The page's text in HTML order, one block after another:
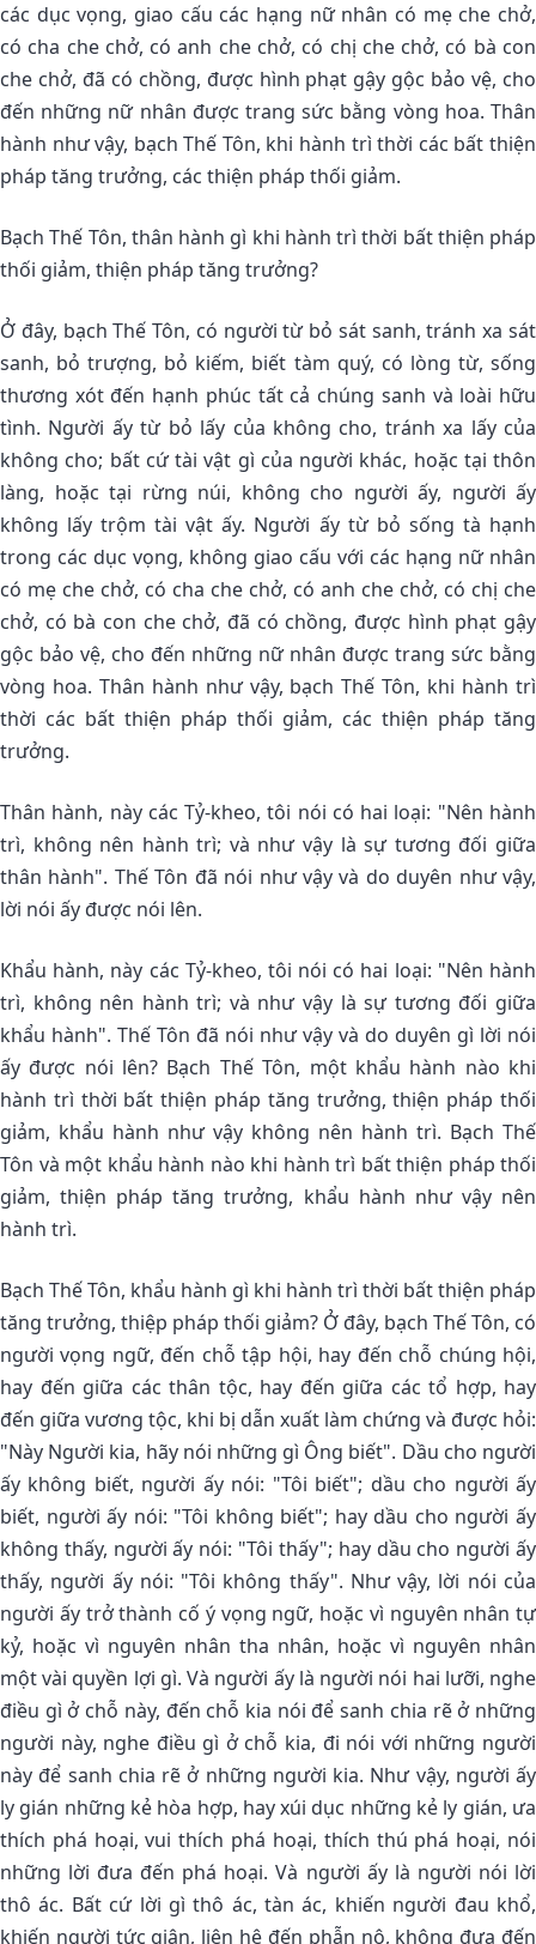
các dục vọng, giao cấu các hạng nữ nhân có mẹ che chở,
có cha che chở, có anh che chở, có chị che chở, có bà con
che chở, đã có chồng, được hình phạt gậy gộc bảo vệ, cho
đến những nữ nhân được trang sức bằng vòng hoa. Thân
hành như vậy, bạch Thế Tôn, khi hành trì thời các bất thiện
pháp tăng trưởng, các thiện pháp thối giảm.
Bạch Thế Tôn, thân hành gì khi hành trì thời bất thiện pháp
thối giảm, thiện pháp tăng trưởng?
Ở đây, bạch Thế Tôn, có người từ bỏ sát sanh, tránh xa sát
sanh, bỏ trượng, bỏ kiếm, biết tàm quý, có lòng từ, sống
thương xót đến hạnh phúc tất cả chúng sanh và loài hữu
tình. Người ấy từ bỏ lấy của không cho, tránh xa lấy của
không cho; bất cứ tài vật gì của người khác, hoặc tại thôn
làng, hoặc tại rừng núi, không cho người ấy, người ấy
không lấy trộm tài vật ấy. Người ấy từ bỏ sống tà hạnh
trong các dục vọng, không giao cấu với các hạng nữ nhân
có mẹ che chở, có cha che chở, có anh che chở, có chị che
chở, có bà con che chở, đã có chồng, được hình phạt gậy
gộc bảo vệ, cho đến những nữ nhân được trang sức bằng
vòng hoa. Thân hành như vậy, bạch Thế Tôn, khi hành trì
thời các bất thiện pháp thối giảm, các thiện pháp tăng
trưởng.
Thân hành, này các Tỷ-kheo, tôi nói có hai loại: "Nên hành
trì, không nên hành trì; và như vậy là sự tương đối giữa
thân hành". Thế Tôn đã nói như vậy và do duyên như vậy,
lời nói ấy được nói lên.
Khẩu hành, này các Tỷ-kheo, tôi nói có hai loại: "Nên hành
trì, không nên hành trì; và như vậy là sự tương đối giữa
khẩu hành". Thế Tôn đã nói như vậy và do duyên gì lời nói
ấy được nói lên? Bạch Thế Tôn, một khẩu hành nào khi
hành trì thời bất thiện pháp tăng trưởng, thiện pháp thối
giảm, khẩu hành như vậy không nên hành trì. Bạch Thế
Tôn và một khẩu hành nào khi hành trì bất thiện pháp thối
giảm, thiện pháp tăng trưởng, khẩu hành như vậy nên
hành trì.
Bạch Thế Tôn, khẩu hành gì khi hành trì thời bất thiện pháp
tăng trưởng, thiệp pháp thối giảm? Ở đây, bạch Thế Tôn, có
người vọng ngữ, đến chỗ tập hội, hay đến chỗ chúng hội,
hay đến giữa các thân tộc, hay đến giữa các tổ hợp, hay
đến giữa vương tộc, khi bị dẫn xuất làm chứng và được hỏi:
"Này Người kia, hãy nói những gì Ông biết". Dầu cho người
ấy không biết, người ấy nói: "Tôi biết"; dầu cho người ấy
biết, người ấy nói: "Tôi không biết"; hay dầu cho người ấy
không thấy, người ấy nói: "Tôi thấy"; hay dầu cho người ấy
thấy, người ấy nói: "Tôi không thấy". Như vậy, lời nói của
người ấy trở thành cố ý vọng ngữ, hoặc vì nguyên nhân tự
kỷ, hoặc vì nguyên nhân tha nhân, hoặc vì nguyên nhân
một vài quyền lợi gì. Và người ấy là người nói hai lưỡi, nghe
điều gì ở chỗ này, đến chỗ kia nói để sanh chia rẽ ở những
người này, nghe điều gì ở chỗ kia, đi nói với những người
này để sanh chia rẽ ở những người kia. Như vậy, người ấy
ly gián những kẻ hòa hợp, hay xúi dục những kẻ ly gián, ưa
thích phá hoại, vui thích phá hoại, thích thú phá hoại, nói
những lời đưa đến phá hoại. Và người ấy là người nói lời
thô ác. Bất cứ lời gì thô ác, tàn ác, khiến người đau khổ,
khiến người tức giận, liên hệ đến phẫn nộ, không đưa đến